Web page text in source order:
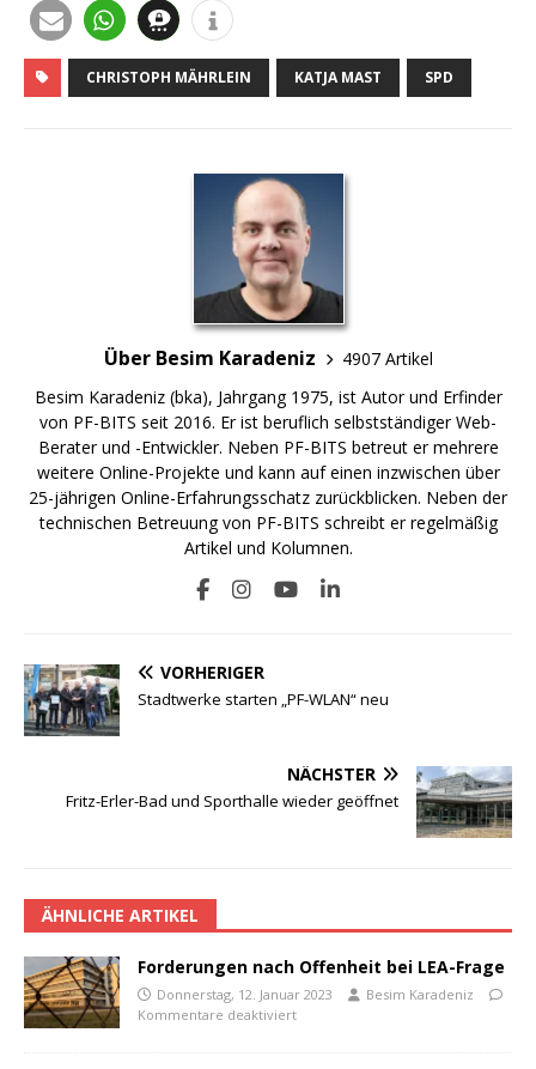
CHRISTOPH MÄHRLEIN KATJA MAST SPD
Über Besim Karadeniz
4907 Artikel
Besim Karadeniz (bka), Jahrgang 1975, ist Autor und Erfinder
von PF-BITS seit 2016. Er ist beruflich selbstständiger Web-
Berater und -Entwickler. Neben PF-BITS betreut er mehrere
weitere Online-Projekte und kann auf einen inzwischen über
25-jährigen Online-Erfahrungsschatz zurückblicken. Neben der
technischen Betreuung von PF-BITS schreibt er regelmäßig
Artikel und Kolumnen.
VORHERIGER
Stadtwerke starten „PF-WLAN“ neu
NÄCHSTER
Fritz-Erler-Bad und Sporthalle wieder geöffnet
ÄHNLICHE ARTIKEL
Forderungen nach Offenheit bei LEA-Frage
Donnerstag, 12. Januar 2023
Besim Karadeniz
Kommentare deaktiviert